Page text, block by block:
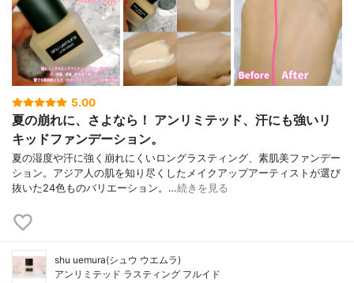
5.00
夏の崩れに、さよなら！ アンリミテッド、汗にも強いリ
キッドファンデーション。
夏の湿度や汗に強く崩れにくいロングラスティング、素肌美ファンデー
ション。アジア人の肌を知り尽くしたメイクアップアーティストが選び
抜いた24色ものバリエーション。…続きを見る
shu uemura(シュウ ウエムラ)
アンリミテッド ラスティング フルイド